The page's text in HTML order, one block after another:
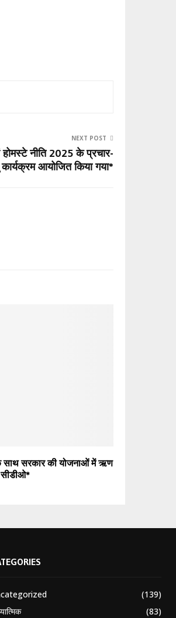
NEXT POST
नीति 2025 के प्रचार-
आयोजित किया गया*
साथ सरकार की योजनाओं में ऋण
(139)
(83)